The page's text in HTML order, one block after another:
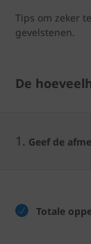
Tips om zeker
gevelstenen.
De
1. Geef de
Totale